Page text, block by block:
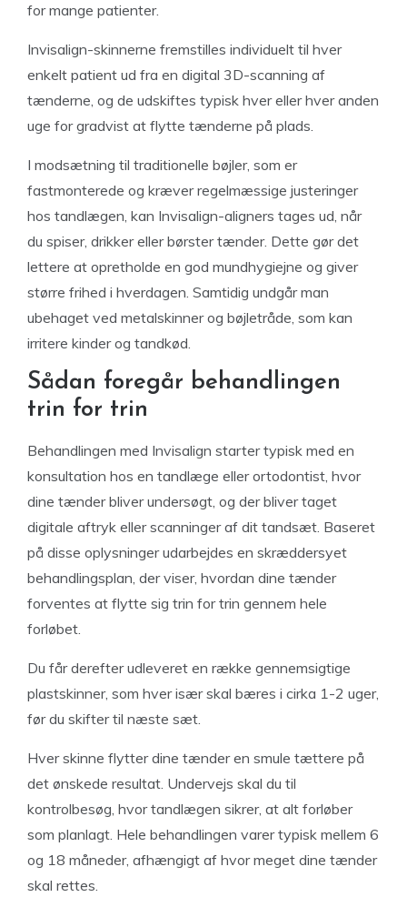
for mange patienter.
Invisalign-skinnerne fremstilles individuelt til hver
enkelt patient ud fra en digital 3D-scanning af
tænderne, og de udskiftes typisk hver eller hver anden
uge for gradvist at flytte tænderne på plads.
I modsætning til traditionelle bøjler, som er
fastmonterede og kræver regelmæssige justeringer
hos tandlægen, kan Invisalign-aligners tages ud, når
du spiser, drikker eller børster tænder. Dette gør det
lettere at opretholde en god mundhygiejne og giver
større frihed i hverdagen. Samtidig undgår man
ubehaget ved metalskinner og bøjletråde, som kan
irritere kinder og tandkød.
Sådan foregår behandlingen
trin for trin
Behandlingen med Invisalign starter typisk med en
konsultation hos en tandlæge eller ortodontist, hvor
dine tænder bliver undersøgt, og der bliver taget
digitale aftryk eller scanninger af dit tandsæt. Baseret
på disse oplysninger udarbejdes en skræddersyet
behandlingsplan, der viser, hvordan dine tænder
forventes at flytte sig trin for trin gennem hele
forløbet.
Du får derefter udleveret en række gennemsigtige
plastskinner, som hver især skal bæres i cirka 1-2 uger,
før du skifter til næste sæt.
Hver skinne flytter dine tænder en smule tættere på
det ønskede resultat. Undervejs skal du til
kontrolbesøg, hvor tandlægen sikrer, at alt forløber
som planlagt. Hele behandlingen varer typisk mellem 6
og 18 måneder, afhængigt af hvor meget dine tænder
skal rettes.